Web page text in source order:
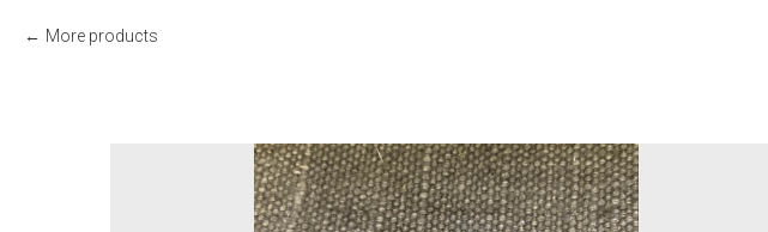
More products